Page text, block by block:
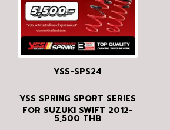
YSS-SPS24
YSS SPRING SPORT SERIES
FOR SUZUKI SWIFT 2012-
2017
5,500 THB